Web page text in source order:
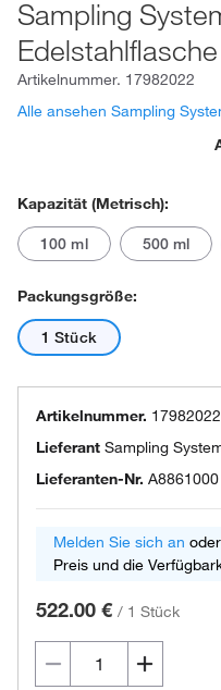
Sampling
Edelstahlflasche
Artikelnummer. 17982022
Alle ansehen Sampling
Kapazität (metrisch):
100 ml 500 ml
Packungsgröße:
1 Stück
Artikelnummer. 17982022
Lieferant Sampling
Lieferanten-Nr. A8861000
Melden Sie sich an oder
Preis und die
522.00 € / 1 Stück